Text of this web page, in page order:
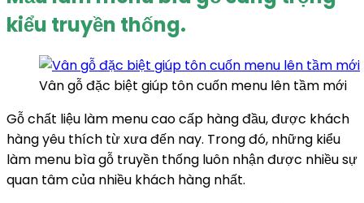
kiểu truyền thống.
Vân gỗ đặc biệt giúp tôn cuốn menu lên tầm mới
Gỗ chất liệu làm menu cao cấp hàng đầu, được khách
hàng yêu thích từ xưa đến nay. Trong đó, những kiểu
làm menu bìa gỗ truyền thống luôn nhận được nhiều sự
quan tâm của nhiều khách hàng nhất.